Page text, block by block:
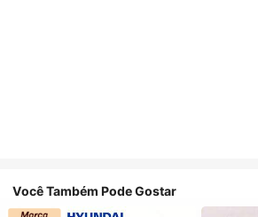
Você Também Pode Gostar